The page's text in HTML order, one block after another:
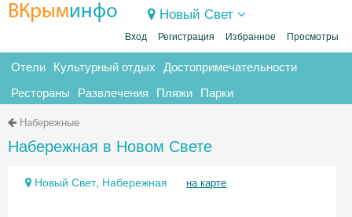
ВКрыминфо Новый Свет
Вход Регистрация Избранное Просмотры
Отели Культурный отдых Достопримечательности
Рестораны Развлечения Пляжи Парки
Набережные
Набережная в Новом Свете
Новый Свет, Набережная на карте